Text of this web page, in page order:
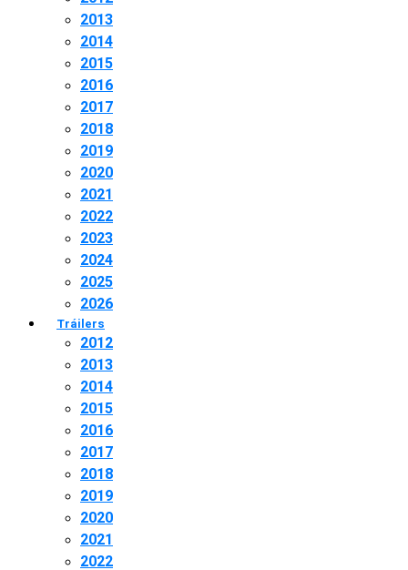
2013
2014
2015
2016
2017
2018
2019
2020
2021
2022
2023
2024
2025
2026
Tráilers
2012
2013
2014
2015
2016
2017
2018
2019
2020
2021
2022